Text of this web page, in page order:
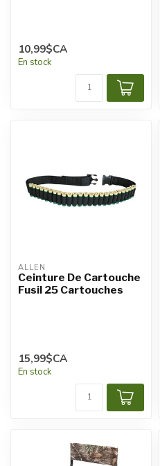
10,99$CA
En stock
ALLEN
Ceinture De Cartouche
Fusil 25 Cartouches
15,99$CA
En stock